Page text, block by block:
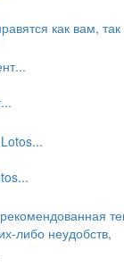
как вам, так
либо неудобств,